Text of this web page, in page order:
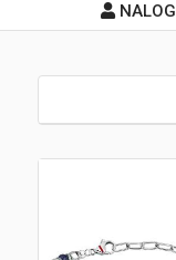
Početna
Prodavnice
NALOG